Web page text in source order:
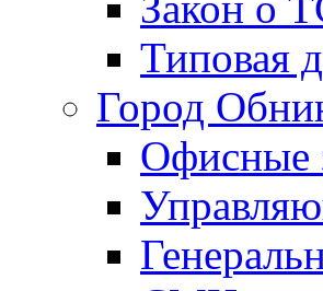
Типовая
Город
Офисные